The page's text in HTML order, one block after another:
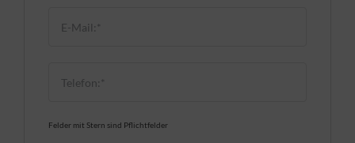
Felder mit Stern sind Pflichtfelder